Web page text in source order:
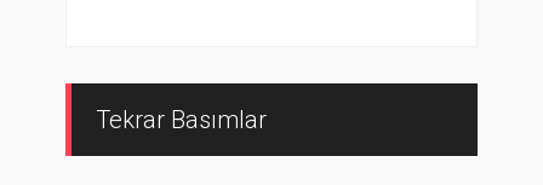
Tekrar Basımlar